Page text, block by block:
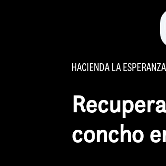
HACIENDA LA
concho